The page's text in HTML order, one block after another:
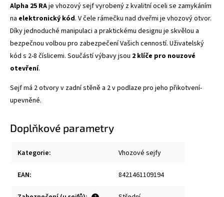
Alpha 25 RAje vhozový sejf vyrobený z kvalitní oceli se zamykáním
na elektronický kód. V čele rámečku nad dveřmi je vhozový otvor.
Díky jednoduché manipulaci a praktickému designu je skvělou a
bezpečnou volbou pro zabezpečení Vašich cenností. Uživatelský
kód s 2-8 číslicemi. Součástí výbavy jsou 2 klíče pro nouzové
otevření.
Sejf má 2 otvory v zadní stěně a 2 v podlaze pro jeho přikotvení-
upevněné.
Doplňkové parametry
Kategorie: Vhozové sejfy
EAN: 8421461109194